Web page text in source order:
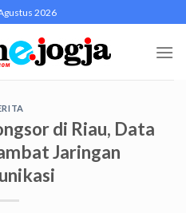
2026
di Riau, Data
Jaringan